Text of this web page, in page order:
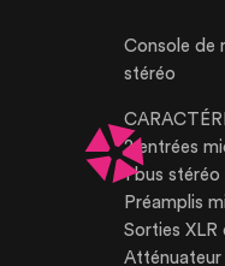
OUR
OUR
Console de
stéréo
2 entrées
1 bus stéréo
Préamplis
Sorties XLR
Atténuateur